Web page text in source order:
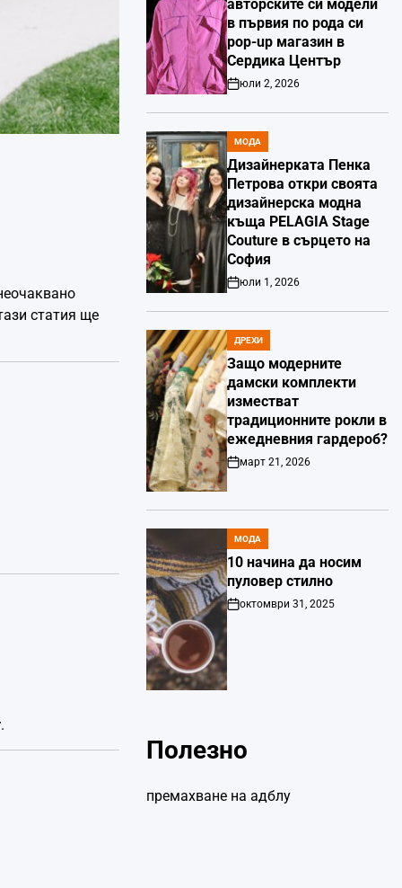
статия ще
.
авторските си модели
в първия по рода си
pop-up магазин в
Сердика Център
Post
юли 2, 2026
POSTED
IN
МОДА
Дизайнерката Пенка
Петрова откри своята
дизайнерска модна
къща PELAGIA Stage
Couture в сърцето на
София
Post
юли 1, 2026
POSTED
IN
ДРЕХИ
Защо модерните
дамски комплекти
изместват
традиционните рокли в
ежедневния гардероб?
Post
март 21, 2026
POSTED
IN
МОДА
10 начина да носим
пуловер стилно
Post
Date
октомври 31, 2025
Полезно
премахване на адблу